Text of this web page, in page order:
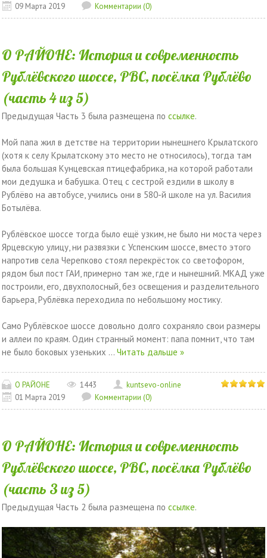
09 Марта 2019
Комментарии (0)
О РАЙОНЕ: История и современность
Рублёвского шоссе, РВС, посёлка Рублёво
(часть 4 из 5)
Предыдущая Часть 3 была размещена по ссылке.
Мой папа жил в детстве на территории нынешнего Крылатского
(хотя к селу Крылатскому это место не относилось), тогда там
была большая Кунцевская птицефабрика, на которой работали
мои дедушка и бабушка. Отец с сестрой ездили в школу в
Рублёво на автобусе, учились они в 580-й школе на ул. Василия
Ботылёва.
Рублёвское шоссе тогда было ещё узким, не было ни моста через
Ярцевскую улицу, ни развязки с Успенским шоссе, вместо этого
напротив села Черепково стоял перекрёсток со светофором,
рядом был пост ГАИ, примерно там же, где и нынешний. МКАД уже
построили, его, двухполосный, без освещения и разделительного
барьера, Рублёвка переходила по небольшому мостику.
Само Рублёвское шоссе довольно долго сохраняло свои размеры
и аллеи по краям. Один странный момент: папа помнит, что там
не было боковых узеньких ... Читать дальше »
О РАЙОНЕ 1443
kuntsevo-online
01 Марта 2019
Комментарии (0)
О РАЙОНЕ: История и современность
Рублёвского шоссе, РВС, посёлка Рублёво
(часть 3 из 5)
Предыдущая Часть 2 была размещена по ссылке.